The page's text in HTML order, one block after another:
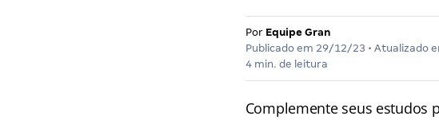
Por Equipe Gran
Publicado em 29/12/23 • Atualizado
4 min. de leitura
Complemente seus estudos